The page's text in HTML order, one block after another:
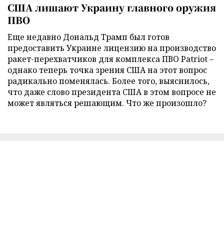
США лишают Украину главного оружия
ПВО
Еще недавно Дональд Трамп был готов
предоставить Украине лицензию на производство
ракет-перехватчиков для комплекса ПВО Patriot –
однако теперь точка зрения США на этот вопрос
радикально поменялась. Более того, выяснилось,
что даже слово президента США в этом вопросе не
может являться решающим. Что же произошло?